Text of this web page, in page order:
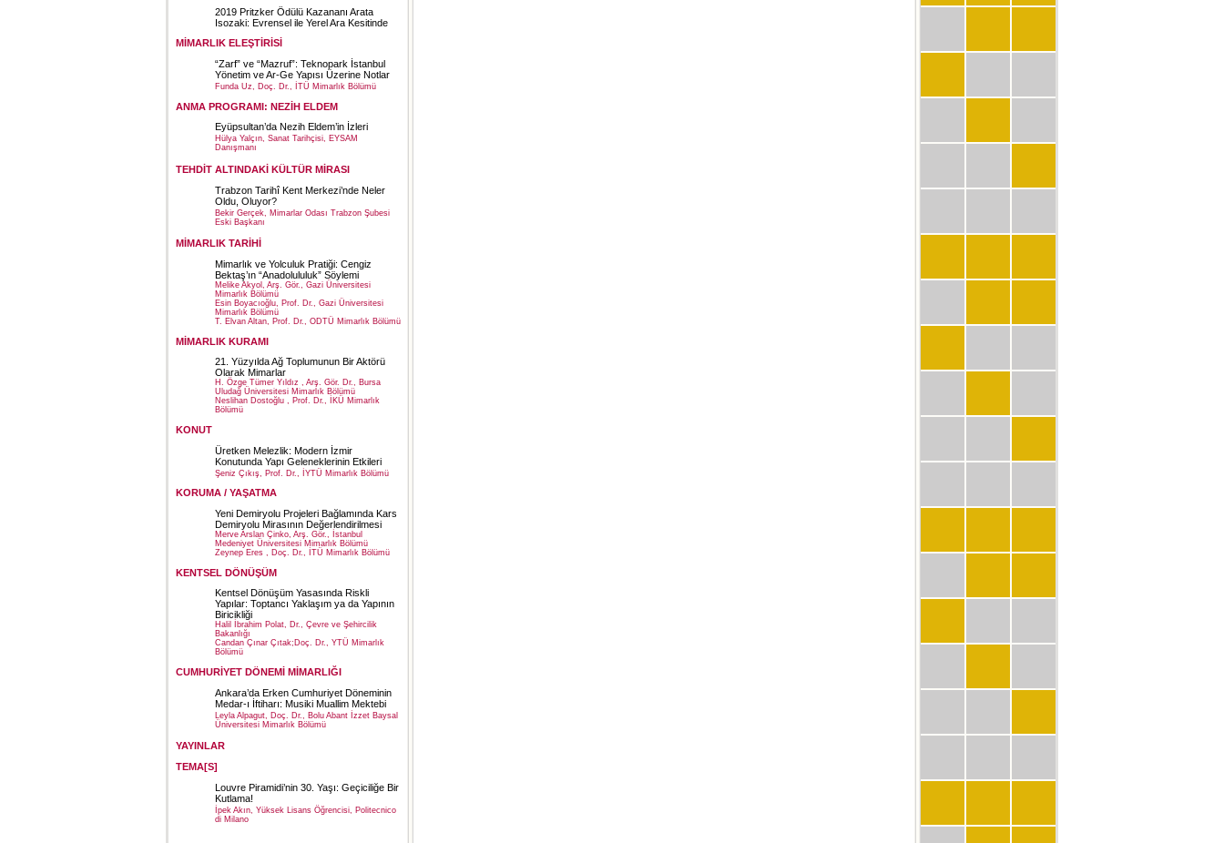
2019 Pritzker Ödülü Kazananı Arata
Isozaki: Evrensel ile Yerel Ara Kesitinde
MİMARLIK ELEŞTİRİSİ
“Zarf” ve “Mazruf”: Teknopark İstanbul
Yönetim ve Ar-Ge Yapısı Üzerine Notlar
Funda Uz, Doç. Dr., İTÜ Mimarlık Bölümü
ANMA PROGRAMI: NEZİH ELDEM
Eyüpsultan’da Nezih Eldem’in İzleri
Hülya Yalçın, Sanat Tarihçisi, EYSAM
Danışmanı
TEHDİT ALTINDAKİ KÜLTÜR MİRASI
Trabzon Tarihî Kent Merkezi’nde Neler
Oldu, Oluyor?
Bekir Gerçek, Mimarlar Odası Trabzon Şubesi
Eski Başkanı
MİMARLIK TARİHİ
Mimarlık ve Yolculuk Pratiği: Cengiz
Bektaş’ın “Anadolululuk” Söylemi
Melike Akyol, Arş. Gör., Gazi Üniversitesi
Mimarlık Bölümü
Esin Boyacıoğlu, Prof. Dr., Gazi Üniversitesi
Mimarlık Bölümü
T. Elvan Altan, Prof. Dr., ODTÜ Mimarlık Bölümü
MİMARLIK KURAMI
21. Yüzyılda Ağ Toplumunun Bir Aktörü
Olarak Mimarlar
H. Özge Tümer Yıldız , Arş. Gör. Dr., Bursa
Uludağ Üniversitesi Mimarlık Bölümü
Neslihan Dostoğlu , Prof. Dr., İKÜ Mimarlık
Bölümü
KONUT
Üretken Melezlik: Modern İzmir
Konutunda Yapı Geleneklerinin Etkileri
Şeniz Çıkış, Prof. Dr., İYTÜ Mimarlık Bölümü
KORUMA / YAŞATMA
Yeni Demiryolu Projeleri Bağlamında Kars
Demiryolu Mirasının Değerlendirilmesi
Merve Arslan Çinko, Arş. Gör., İstanbul
Medeniyet Üniversitesi Mimarlık Bölümü
Zeynep Eres , Doç. Dr., İTÜ Mimarlık Bölümü
KENTSEL DÖNÜŞÜM
Kentsel Dönüşüm Yasasında Riskli
Yapılar: Toptancı Yaklaşım ya da Yapının
Biricikliği
Halil İbrahim Polat, Dr., Çevre ve Şehircilik
Bakanlığı
Candan Çınar Çıtak;Doç. Dr., YTÜ Mimarlık
Bölümü
CUMHURİYET DÖNEMİ MİMARLIĞI
Ankara’da Erken Cumhuriyet Döneminin
Medar-ı İftiharı: Musiki Muallim Mektebi
Leyla Alpagut, Doç. Dr., Bolu Abant İzzet Baysal
Üniversitesi Mimarlık Bölümü
YAYINLAR
TEMA[S]
Louvre Piramidi’nin 30. Yaşı: Geçiciliğe Bir
Kutlama!
İpek Akın, Yüksek Lisans Öğrencisi, Politecnico
di Milano